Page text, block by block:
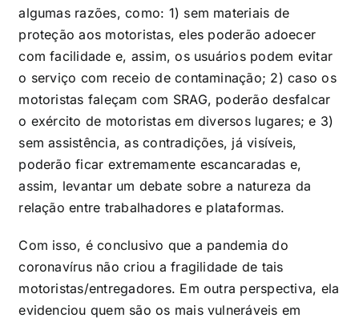
algumas razões, como: 1) sem materiais de
proteção aos motoristas, eles poderão adoecer
com facilidade e, assim, os usuários podem evitar
o serviço com receio de contaminação; 2) caso os
motoristas faleçam com SRAG, poderão desfalcar
o exército de motoristas em diversos lugares; e 3)
sem assistência, as contradições, já visíveis,
poderão ficar extremamente escancaradas e,
assim, levantar um debate sobre a natureza da
relação entre trabalhadores e plataformas.
Com isso, é conclusivo que a pandemia do
coronavírus não criou a fragilidade de tais
motoristas/entregadores. Em outra perspectiva, ela
evidenciou quem são os mais vulneráveis em